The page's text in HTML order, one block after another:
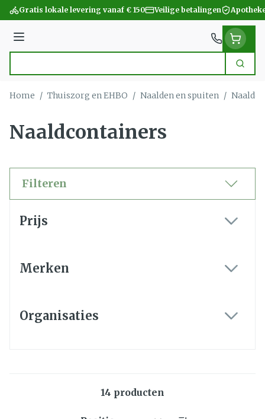
Ga naar de inhoud
Gratis lokale levering vanaf € 150 Veilige betalingen
Menu
Zoek
Home / Thuiszorg en EHBO / Naalden en spuiten /
Naaldcontainers
Filteren
Prijs
Merken
Organisaties
14 producten